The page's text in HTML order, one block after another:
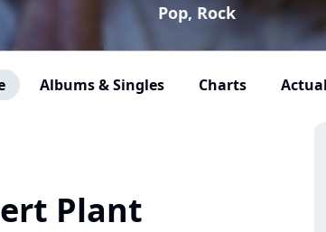
Pop, Rock
Albums & Singles Charts
Plant